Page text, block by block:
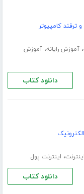
کامپیوتر
،آموزش رایانه،آموزش
دانلود کتاب
، اینترنت پول
دانلود کتاب